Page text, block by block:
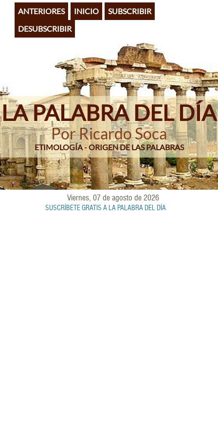
Pasar
contenido
principal
ANTERIORES INICIO
SUBSCRIBIR
DESUBSCRIBIR
LA PALABRA DEL DÍA
Por Ricardo Soca
ETIMOLOGÍA - ORIGEN DE LAS PALABRAS
Viernes, 07 de agosto de 2026
SUSCRÍBETE GRATIS A LA PALABRA DEL DÍA